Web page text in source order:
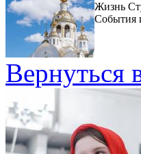
Жизнь
События
Вернуться